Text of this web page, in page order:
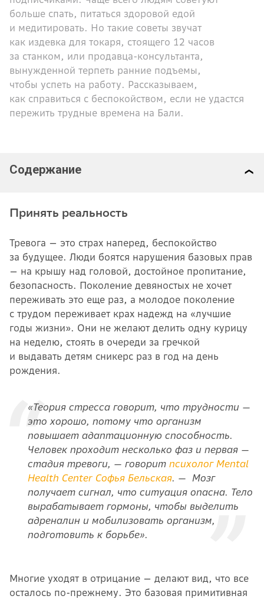
больше спать, питаться здоровой едой
и медитировать. Но такие советы звучат
как издевка для токаря, стоящего 12 часов
за станком, или продавца-консультанта,
вынужденной терпеть ранние подъемы,
чтобы успеть на работу. Рассказываем,
как справиться с беспокойством, если не удастся
пережить трудные времена на Бали.
Содержание
Принять реальность
Тревога — это страх наперед, беспокойство
за будущее. Люди боятся нарушения базовых прав
— на крышу над головой, достойное пропитание,
безопасность. Поколение девяностых не хочет
переживать это еще раз, а молодое поколение
с трудом переживает крах надежд на «лучшие
годы жизни». Они не желают делить одну курицу
на неделю, стоять в очереди за гречкой
и выдавать детям сникерс раз в год на день
рождения.
«Теория стресса говорит, что трудности —
это хорошо, потому что организм
повышает адаптационную способность.
Человек проходит несколько фаз и первая —
стадия тревоги, — говорит психолог Mental
Health Center Софья Бельская. — Мозг
получает сигнал, что ситуация опасна. Тело
вырабатывает гормоны, чтобы выделить
адреналин и мобилизовать организм,
подготовить к борьбе».
Многие уходят в отрицание — делают вид, что все
осталось по-прежнему. Это базовая примитивная